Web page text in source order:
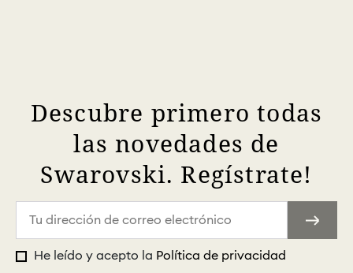
Descubre primero todas
las novedades de
Swarovski. Regístrate!
He leído y acepto la Política de privacidad